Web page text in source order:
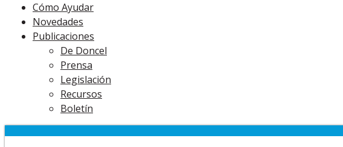
Cómo Ayudar
Novedades
Publicaciones
De Doncel
Prensa
Legislación
Recursos
Boletín